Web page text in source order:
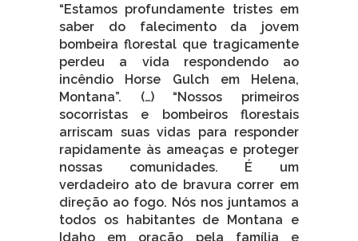
“Estamos profundamente tristes em
saber do falecimento da jovem
bombeira florestal que tragicamente
perdeu a vida respondendo ao
incêndio Horse Gulch em Helena,
Montana”. (…) “Nossos primeiros
socorristas e bombeiros florestais
arriscam suas vidas para responder
rapidamente às ameaças e proteger
nossas comunidades. É um
verdadeiro ato de bravura correr em
direção ao fogo. Nós nos juntamos a
todos os habitantes de Montana e
Idaho em oração pela família e